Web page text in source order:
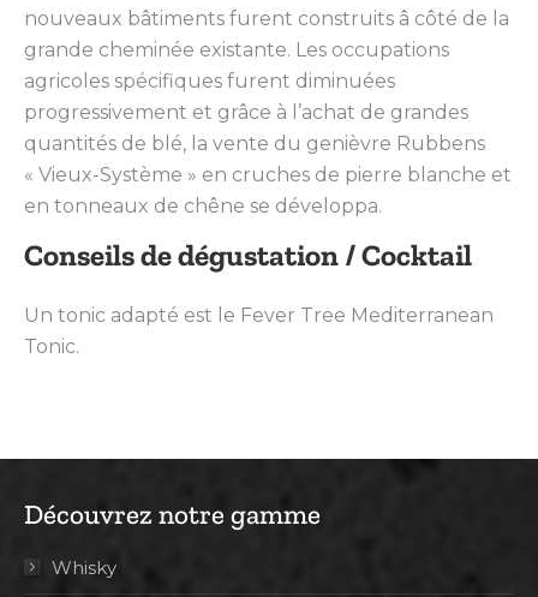
nouveaux bâtiments furent construits â côté de la
grande cheminée existante. Les occupations
agricoles spécifiques furent diminuées
progressivement et grâce à l’achat de grandes
quantités de blé, la vente du genièvre Rubbens
« Vieux-Système » en cruches de pierre blanche et
en tonneaux de chêne se développa.
Conseils de dégustation / Cocktail
Un tonic adapté est le Fever Tree Mediterranean
Tonic.
Découvrez notre gamme
Whisky